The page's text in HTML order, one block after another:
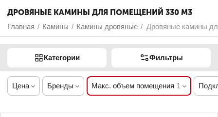
ДРОВЯНЫЕ КАМИНЫ ДЛЯ ПОМЕЩЕНИЙ 330 М3
Главная / Камины / Камины дровяные / Дровяные камины
Категории Фильтры
Цена Бренды Макс. объем помещения 1